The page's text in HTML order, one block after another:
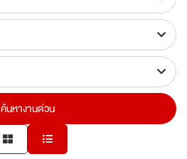
ค้นหางานด่วน